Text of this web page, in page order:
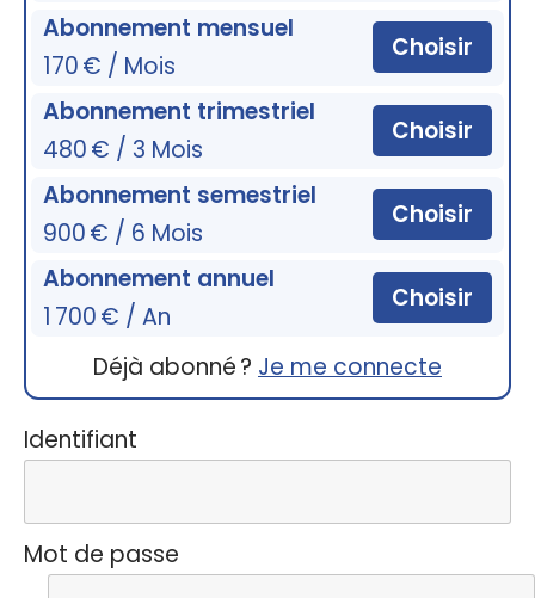
Abonnement mensuel
170 € / Mois
Choisir
Abonnement trimestriel
480 € / 3 Mois
Choisir
Abonnement semestriel
900 € / 6 Mois
Choisir
Abonnement annuel
1 700 € / An
Choisir
Déjà abonné ? Je me connecte
Identifiant
Mot de passe